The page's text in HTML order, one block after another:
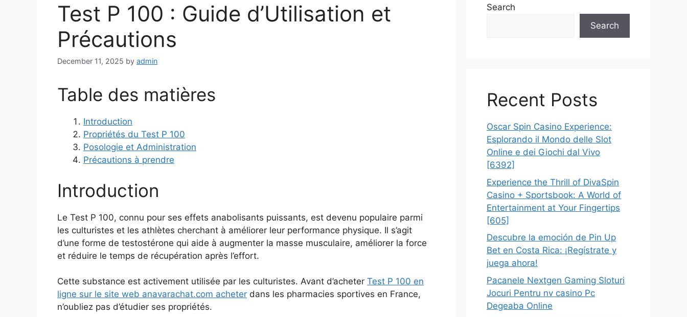
Test P 100 : Guide d’Utilisation et
Précautions
December 11, 2025 by admin
Table des matières
Introduction
Propriétés du Test P 100
Posologie et Administration
Précautions à prendre
Introduction
Le Test P 100, connu pour ses effets anabolisants puissants, est devenu populaire parmi
les culturistes et les athlètes cherchant à améliorer leur performance physique. Il s’agit
d’une forme de testostérone qui aide à augmenter la masse musculaire, améliorer la force
et réduire le temps de récupération après l’effort.
Cette substance est activement utilisée par les culturistes. Avant d’acheter Test P 100 en
ligne sur le site web anavarachat.com acheter dans les pharmacies sportives en France,
n’oubliez pas d’étudier ses propriétés.
Search
Search
Recent Posts
Oscar Spin Casino Experience:
Esplorando il Mondo delle Slot
Online e dei Giochi dal Vivo
[6392]
Experience the Thrill of DivaSpin
Casino + Sportsbook: A World of
Entertainment at Your Fingertips
[605]
Descubre la emoción de Pin Up
Bet en Costa Rica: ¡Regístrate y
juega ahora!
Pacanele Nextgen Gaming Sloturi
Jocuri Pentru nv casino Pc
Degeaba Online